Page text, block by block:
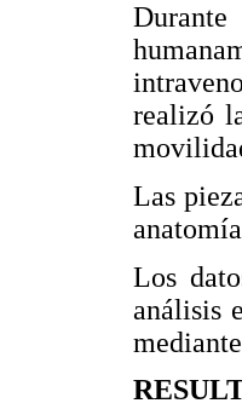
realizó
Las
Los
análisis